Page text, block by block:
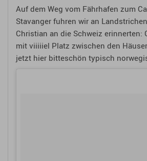
Auf dem Weg vom Fährhafen zum
Stavanger fuhren wir an
Christian an die Schweiz erinnerten:
mit viiiiiel Platz zwischen den
jetzt hier bitteschön typisch